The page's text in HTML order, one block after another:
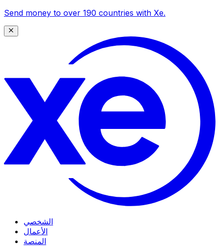
Send money to over 190 countries with Xe.
الشخصي
الأعمال
المنصة